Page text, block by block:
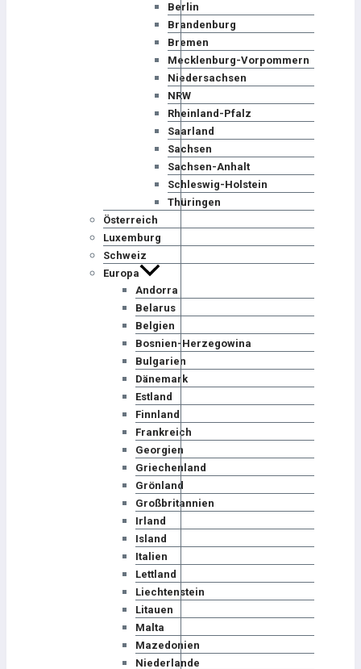
Berlin
Brandenburg
Bremen
Mecklenburg-Vorpommern
Niedersachsen
NRW
Rheinland-Pfalz
Saarland
Sachsen
Sachsen-Anhalt
Schleswig-Holstein
Thüringen
Österreich
Luxemburg
Schweiz
Europa
Andorra
Belarus
Belgien
Bosnien-Herzegowina
Bulgarien
Dänemark
Estland
Finnland
Frankreich
Georgien
Griechenland
Grönland
Großbritannien
Irland
Island
Italien
Lettland
Liechtenstein
Litauen
Malta
Mazedonien
Niederlande